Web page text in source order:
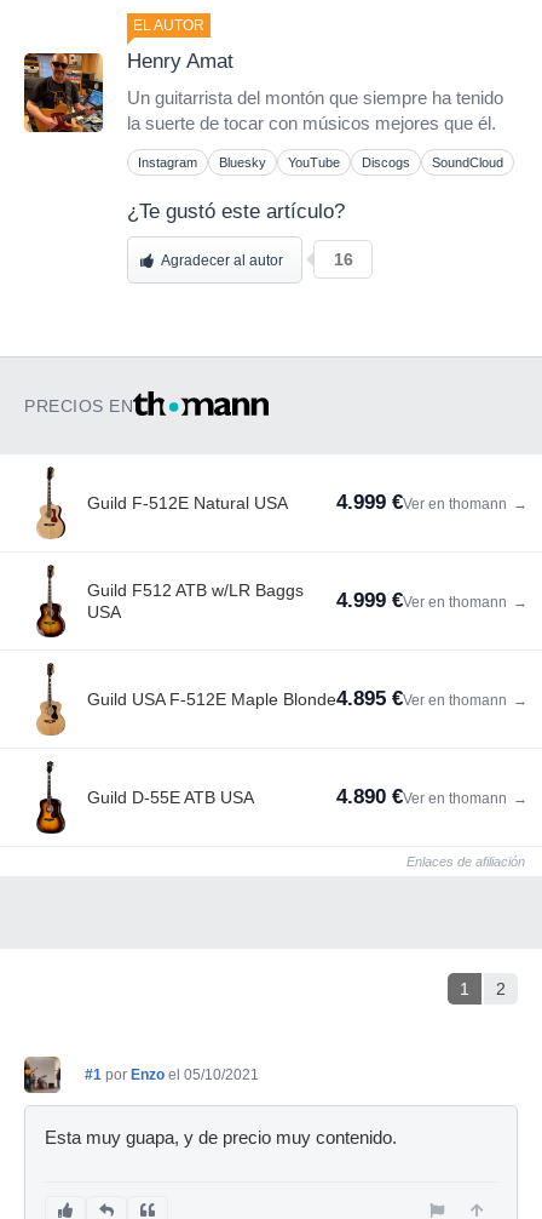
EL AUTOR
Henry Amat
Un guitarrista del montón que siempre ha tenido
la suerte de tocar con músicos mejores que él.
Instagram Bluesky YouTube Discogs SoundCloud
¿Te gustó este artículo?
Agradecer al autor 16
PRECIOS EN
Guild F-512E Natural USA 4.999 €Ver en thomann →
Guild F512 ATB w/LR Baggs
USA
4.999 €Ver en thomann →
Guild USA F-512E Maple Blonde4.895 €Ver en thomann →
Guild D-55E ATB USA 4.890 €Ver en thomann →
Enlaces de afiliación
1 2
#1 por Enzo el 05/10/2021
Esta muy guapa, y de precio muy contenido.